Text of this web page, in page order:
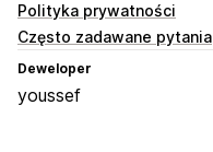
Polityka prywatności
Często zadawane pytania
Deweloper
youssef